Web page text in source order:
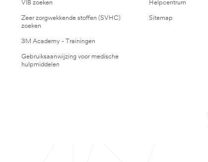
VIB zoeken
Zeer zorgwekkende stoffen (SVHC)
zoeken
3M Academy - Trainingen
Gebruiksaanwijzing voor medische
hulpmiddelen
Helpcentrum
Sitemap